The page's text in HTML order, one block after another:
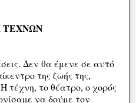
ΤΕΧΝΩΝ
Δεν θα έμενε σε αυτό
της ζωής της,
τέχνη, το θέατρο, ο χορός
να δούμε τον